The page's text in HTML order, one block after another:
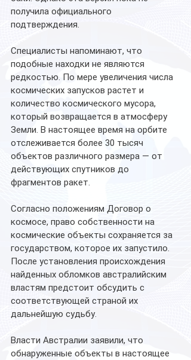
получила официального
подтверждения.
Специалисты напоминают, что
подобные находки не являются
редкостью. По мере увеличения числа
космических запусков растет и
количество космического мусора,
который возвращается в атмосферу
Земли. В настоящее время на орбите
отслеживается более 30 тысяч
объектов различного размера — от
действующих спутников до
фрагментов ракет.
Согласно положениям Договор о
космосе, право собственности на
космические объекты сохраняется за
государством, которое их запустило.
После установления происхождения
найденных обломков австралийским
властям предстоит обсудить с
соответствующей страной их
дальнейшую судьбу.
Власти Австралии заявили, что
обнаруженные объекты в настоящее